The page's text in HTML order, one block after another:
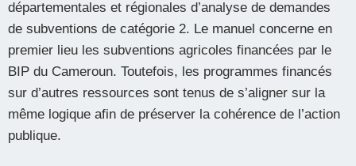
départementales et régionales d’analyse de demandes
de subventions de catégorie 2. Le manuel concerne en
premier lieu les subventions agricoles financées par le
BIP du Cameroun. Toutefois, les programmes financés
sur d’autres ressources sont tenus de s’aligner sur la
même logique afin de préserver la cohérence de l’action
publique.